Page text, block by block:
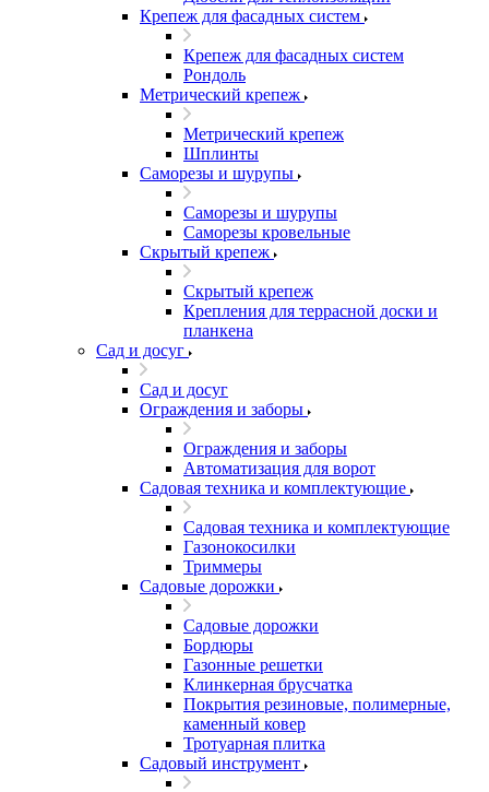
Крепеж для фасадных систем
Крепеж для фасадных систем
Рондоль
Метрический крепеж
Метрический крепеж
Шплинты
Саморезы и шурупы
Саморезы и шурупы
Саморезы кровельные
Скрытый крепеж
Скрытый крепеж
Крепления для террасной доски и
планкена
Сад и досуг
Сад и досуг
Ограждения и заборы
Ограждения и заборы
Автоматизация для ворот
Садовая техника и комплектующие
Садовая техника и комплектующие
Газонокосилки
Триммеры
Садовые дорожки
Садовые дорожки
Бордюры
Газонные решетки
Клинкерная брусчатка
Покрытия резиновые, полимерные,
каменный ковер
Тротуарная плитка
Садовый инструмент